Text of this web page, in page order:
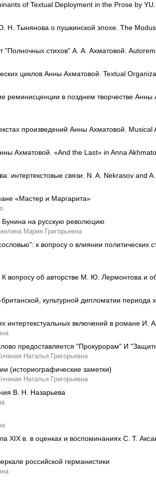
of Textual Deployment in the Prose by
Н. Тынянова о пушкинской эпохе. The
"Полночных стихов" А. А. Ахматовой.
циклов Анны Ахматовой. Textual
реминисценции в позднем творчестве
произведений Анны Ахматовой.
Ахматовой. «And the Last» in Anna
интертекстовые связи. N. A. Nekrasov and
«Мастер и Маргарита»
на русскую революцию
Мария Григорьевна
к вопросу о влиянии политических
вопросу об авторстве М. Ю. Лермонтова и
культурной дипломатии периода
интертекстуальных включений в романе И.
предоставляется "Прокурорам" И
Наталья Григорьевна
(историографические заметки)
Наталья Григорьевна
В. Н. Назарьева
XIX в. в оценках и воспоминаниях С. Т.
российской германистики